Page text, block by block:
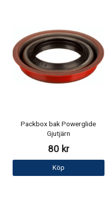
Packbox bak Powerglide
Gjutjärn
80 kr
Köp